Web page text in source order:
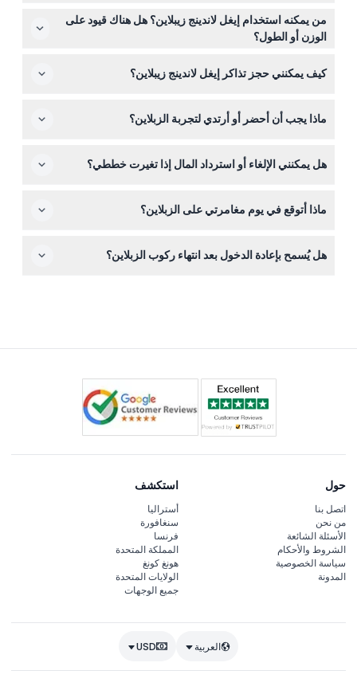
إيغل لاندينج زيبلاين مفتوح يوميًا من الساعة 10:00 صباحًا حتى
10:00 مساءً، لذا يمكنك الاستمتاع بهذه المغامرة المثيرة في
الأماكن المغلقة في أي وقت خلال هذه الساعات (قد تتغير
المواعيد — يرجى التأكيد عند الحجز).
من يمكنه استخدام إيغل لاندينج زيبلاين؟ هل هناك قيود على
الوزن أو الطول؟
35 كجم و90 كجم وأن يكون طولهم بين 100 سم و175 سم.
كيف يمكنني حجز تذاكر إيغل لاندينج زيبلاين؟
أثناء عملية الحجز — فقط اختر التاريخ والوقت المفضلين لديك.
ماذا يجب أن أحضر أو أرتدي لتجربة الزبلاين؟
واحضر بطاقة هوية صالحة إذا طُلب التحقق من المشاركين.
هل يمكنني الإلغاء أو استرداد المال إذا تغيرت خططي؟
لذا يرجى التأكد من تاريخ ووقت الحجز قبل الشراء.
ماذا أتوقع في يوم مغامرتي على الزبلاين؟
أسئلة متكررة قصير؛ توفر التجربة رحلة مثيرة بطول 200 متر
هل يُسمح بإعادة الدخول بعد انتهاء ركوب الزبلاين؟
حول
اتصل بنا
من نحن
الأسئلة الشائعة
الشروط والأحكام
سياسة الخصوصية
المدونة
استكشف
أستراليا
سنغافورة
فرنسا
المملكة المتحدة
هونغ كونغ
الولايات المتحدة
جميع الوجهات
العربية USD